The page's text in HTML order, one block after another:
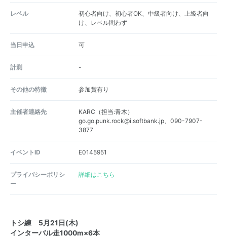
レベル
初心者向け、初心者OK、中級者向け、上級者向
け、レベル問わず
当日申込 可
計測 -
その他の特徴 参加賞有り
主催者連絡先
KARC（担当:青木）
go.go.punk.rock@i.softbank.jp、090-7907-
3877
イベントID E0145951
プライバシーポリシ
ー
詳細はこちら
トシ練 5月21日(木)
インターバル走1000m×6本